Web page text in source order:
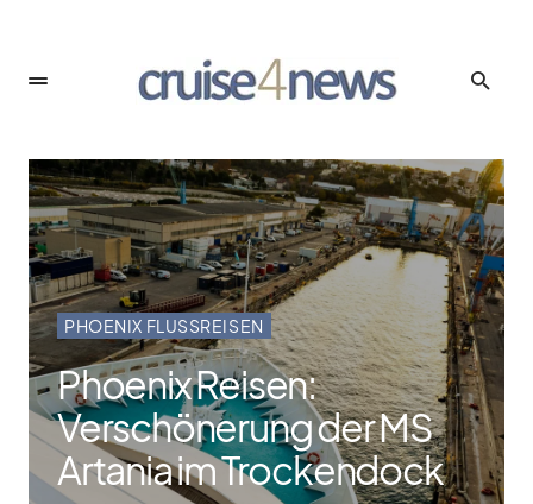
PHOENIX FLUSSREISEN
Phoenix Reisen:
Verschönerung der MS
Artania im Trockendock